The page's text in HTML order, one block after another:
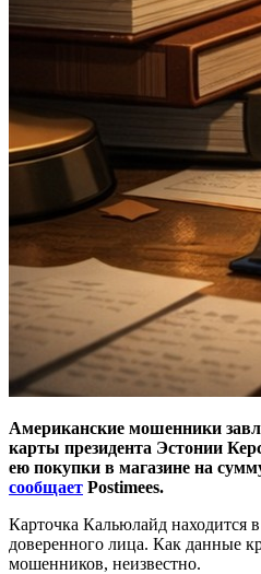
Американские мошенники
карты президента Эстонии
ею покупки в магазине на
сообщает Postimees.
Карточка Кальюлайд находится
доверенного лица. Как данные
мошенников, неизвестно.